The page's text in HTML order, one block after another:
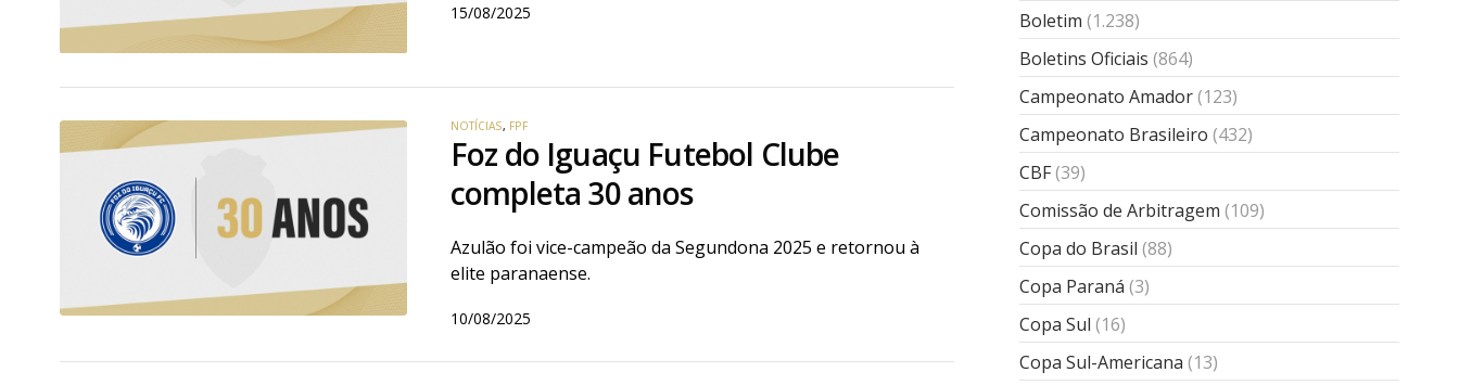
15/08/2025
NOTÍCIAS, FPF
Foz do Iguaçu Futebol Clube
completa 30 anos
Azulão foi vice-campeão da Segundona 2025 e retornou à
elite paranaense.
10/08/2025
Boletim (1.238)
Boletins Oficiais (864)
Campeonato Amador(123)
Campeonato Brasileiro (432)
CBF(39)
Comissão de Arbitragem (109)
Copa do Brasil (88)
Copa Paraná (3)
Copa Sul (16)
Copa Sul-Americana (13)